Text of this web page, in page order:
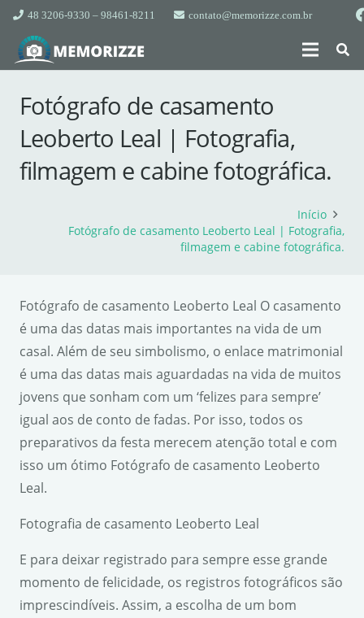
48 3206-9330 – 98461-8211 contato@memorizze.com.br
Fotógrafo de casamento
Leoberto Leal | Fotografia,
filmagem e cabine fotográfica.
Início
Fotógrafo de casamento Leoberto Leal | Fotografia,
filmagem e cabine fotográfica.
Fotógrafo de casamento Leoberto Leal O casamento
é uma das datas mais importantes na vida de um
casal. Além de seu simbolismo, o enlace matrimonial
é uma das datas mais aguardadas na vida de muitos
jovens que sonham com um ‘felizes para sempre’
igual aos de conto de fadas. Por isso, todos os
preparativos da festa merecem atenção total e com
isso um ótimo Fotógrafo de casamento Leoberto
Leal.
Fotografia de casamento Leoberto Leal
E para deixar registrado para sempre esse grande
momento de felicidade, os registros fotográficos são
imprescindíveis. Assim, a escolha de um bom